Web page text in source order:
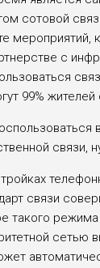
сотовой
мероприятий,
с
99% жителей
связи,
связи
такого
сетью